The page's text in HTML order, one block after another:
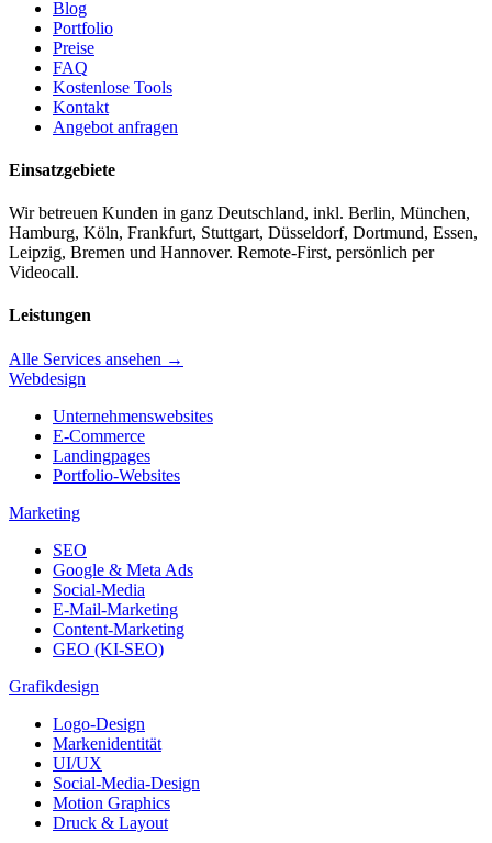
Blog
Portfolio
Preise
FAQ
Kostenlose Tools
Kontakt
Angebot anfragen
Einsatzgebiete
Wir betreuen Kunden in ganz Deutschland, inkl. Berlin, München,
Hamburg, Köln, Frankfurt, Stuttgart, Düsseldorf, Dortmund, Essen,
Leipzig, Bremen und Hannover. Remote-First, persönlich per
Videocall.
Leistungen
Alle Services ansehen →
Webdesign
Unternehmenswebsites
E-Commerce
Landingpages
Portfolio-Websites
Marketing
SEO
Google & Meta Ads
Social-Media
E-Mail-Marketing
Content-Marketing
GEO (KI-SEO)
Grafikdesign
Logo-Design
Markenidentität
UI/UX
Social-Media-Design
Motion Graphics
Druck & Layout